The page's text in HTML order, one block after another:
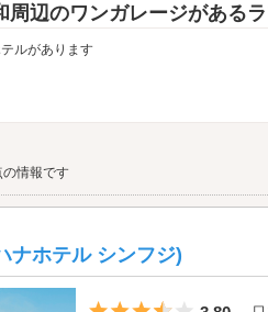
周辺のワンガレージがある
ルがあります
情報です
ナホテル シンフジ)